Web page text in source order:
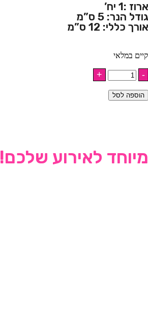
ארוז :1 יח’
גודל הנר: 5 ס”מ
אורך כללי: 12 ס”מ
קיים במלאי
הוספה לסל
לאירוע שלכם!